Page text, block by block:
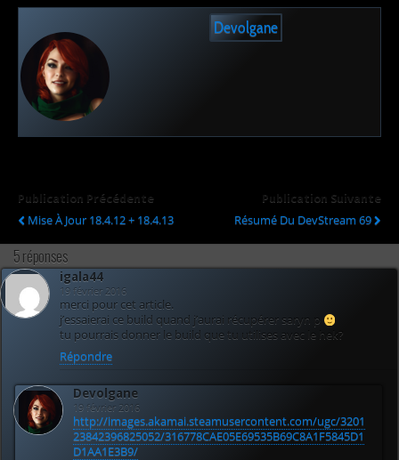
Devolgane
Publication Précédente
Mise À Jour 18.4.12 + 18.4.13
Publication Suivante
Résumé Du DevStream 69
5 réponses
igala44
19 février 2016
merci pour cet article.
j’essaierai ce build quand j’aurai récupérer saryn p
tu pourrais donner le build que tu utilises avec le hek?
Répondre
Devolgane
19 février 2016
http://images.akamai.steamusercontent.com/ugc/3201
23842396825052/316778CAE05E69535B69C8A1F5845D1
D1AA1E3B9/